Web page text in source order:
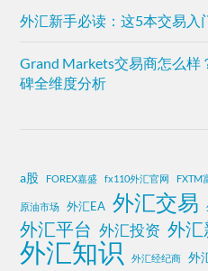
外汇新手必读：这5本交易入
Grand Markets交易商怎么样
碑全维度分析
a股 FOREX嘉盛 fx110外汇官网 FXTM
原油市场 外汇EA 外汇交易
外汇平台 外汇投资 外汇
外汇知识 外汇经纪商 外